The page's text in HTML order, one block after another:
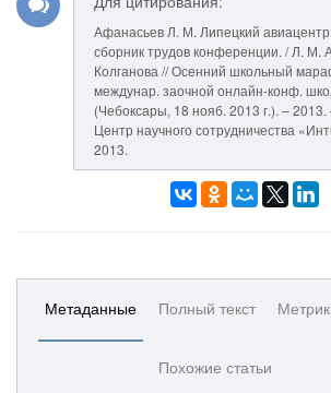
Афанасьев Л. М. Липецкий
сборник трудов конференции. / Л. М.
Колганова // Осенний школьный
междунар. заочной онлайн-конф.
(Чебоксары, 18 нояб. 2013 г.). –
Центр научного сотрудничества
2013.
Метаданные Полный текст
Похожие статьи